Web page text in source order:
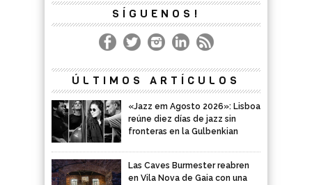
SÍGUENOS!
ÚLTIMOS ARTÍCULOS
«Jazz em Agosto 2026»: Lisboa
reúne diez días de jazz sin
fronteras en la Gulbenkian
Las Caves Burmester reabren
en Vila Nova de Gaia con una